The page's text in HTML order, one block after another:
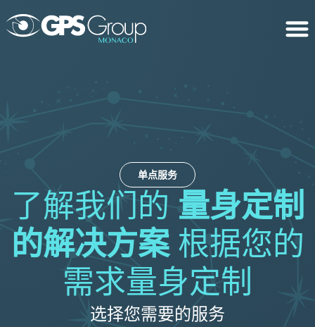
单点服务
了解我们的 量身定制
的解决方案根据您的
需求量身定制
选择您需要的服务